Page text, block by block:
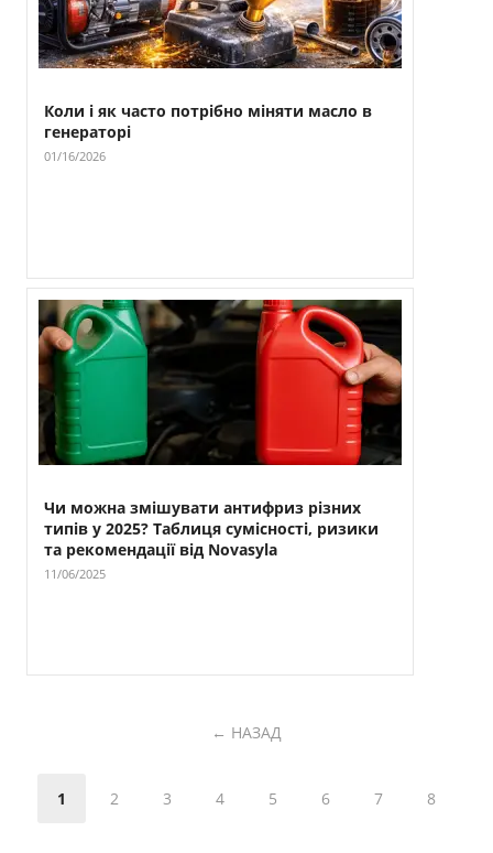
Коли і як часто потрібно міняти масло в
генераторі
01/16/2026
Чи можна змішувати антифриз різних
типів у 2025? Таблиця сумісності, ризики
та рекомендації від Novasyla
11/06/2025
НАЗАД
1 2 3 4 5 6 7 8